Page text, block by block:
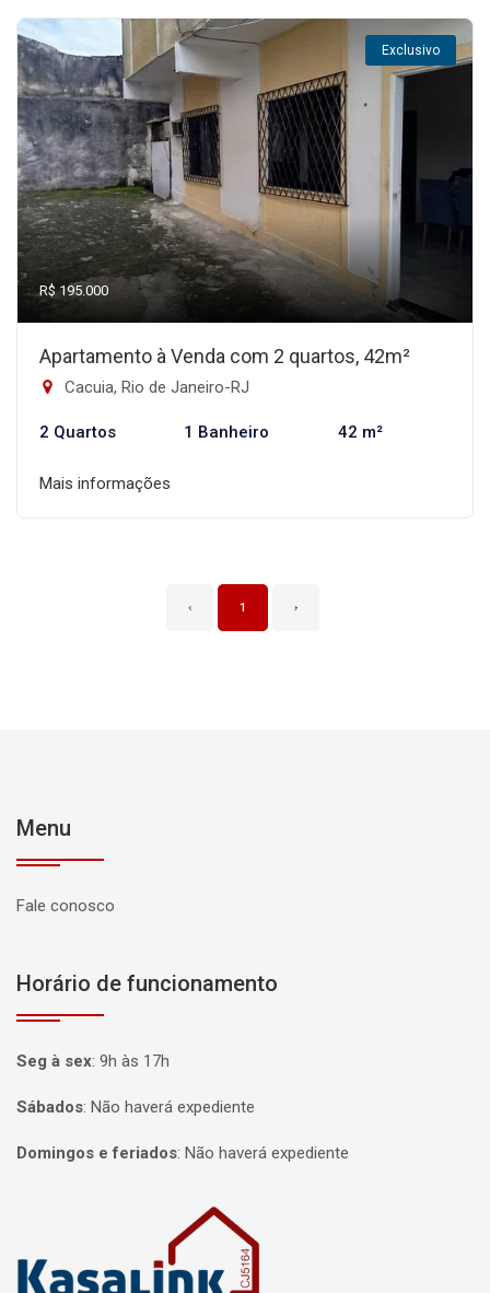
Exclusivo
R$ 195.000
Apartamento à Venda com 2 quartos, 42m²
Cacuia, Rio de Janeiro-RJ
2 Quartos 1 Banheiro 42 m²
Mais informações
‹ 1 ›
Menu
Fale conosco
Horário de funcionamento
Seg à sex: 9h às 17h
Sábados: Não haverá expediente
Domingos e feriados: Não haverá expediente